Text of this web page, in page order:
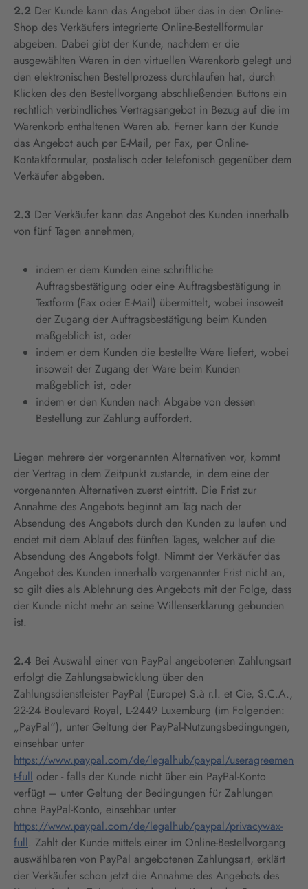
2.2 Der Kunde kann das Angebot über das in den Online-
Shop des Verkäufers integrierte Online-Bestellformular
abgeben. Dabei gibt der Kunde, nachdem er die
ausgewählten Waren in den virtuellen Warenkorb gelegt und
den elektronischen Bestellprozess durchlaufen hat, durch
Klicken des den Bestellvorgang abschließenden Buttons ein
rechtlich verbindliches Vertragsangebot in Bezug auf die im
Warenkorb enthaltenen Waren ab. Ferner kann der Kunde
das Angebot auch per E-Mail, per Fax, per Online-
Kontaktformular, postalisch oder telefonisch gegenüber dem
Verkäufer abgeben.
2.3 Der Verkäufer kann das Angebot des Kunden innerhalb
von fünf Tagen annehmen,
indem er dem Kunden eine schriftliche
Auftragsbestätigung oder eine Auftragsbestätigung in
Textform (Fax oder E-Mail) übermittelt, wobei insoweit
der Zugang der Auftragsbestätigung beim Kunden
maßgeblich ist, oder
indem er dem Kunden die bestellte Ware liefert, wobei
insoweit der Zugang der Ware beim Kunden
maßgeblich ist, oder
indem er den Kunden nach Abgabe von dessen
Bestellung zur Zahlung auffordert.
Liegen mehrere der vorgenannten Alternativen vor, kommt
der Vertrag in dem Zeitpunkt zustande, in dem eine der
vorgenannten Alternativen zuerst eintritt. Die Frist zur
Annahme des Angebots beginnt am Tag nach der
Absendung des Angebots durch den Kunden zu laufen und
endet mit dem Ablauf des fünften Tages, welcher auf die
Absendung des Angebots folgt. Nimmt der Verkäufer das
Angebot des Kunden innerhalb vorgenannter Frist nicht an,
so gilt dies als Ablehnung des Angebots mit der Folge, dass
der Kunde nicht mehr an seine Willenserklärung gebunden
ist.
2.4 Bei Auswahl einer von PayPal angebotenen Zahlungsart
erfolgt die Zahlungsabwicklung über den
Zahlungsdienstleister PayPal (Europe) S.à r.l. et Cie, S.C.A.,
22-24 Boulevard Royal, L-2449 Luxemburg (im Folgenden:
„PayPal“), unter Geltung der PayPal-Nutzungsbedingungen,
einsehbar unter
https://www.paypal.com/de/legalhub/paypal/useragreemen
t-full oder - falls der Kunde nicht über ein PayPal-Konto
verfügt – unter Geltung der Bedingungen für Zahlungen
ohne PayPal-Konto, einsehbar unter
https://www.paypal.com/de/legalhub/paypal/privacywax-
full. Zahlt der Kunde mittels einer im Online-Bestellvorgang
auswählbaren von PayPal angebotenen Zahlungsart, erklärt
der Verkäufer schon jetzt die Annahme des Angebots des